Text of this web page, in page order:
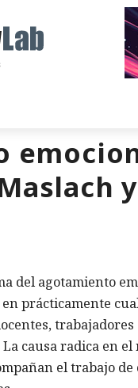
del agotamiento
prácticamente
causa radica en
el trabajo